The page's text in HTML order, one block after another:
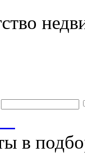
в